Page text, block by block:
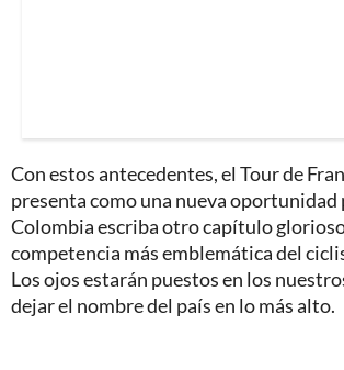
Con estos antecedentes, el Tour de
presenta como una nueva oportunidad
Colombia escriba otro capítulo
competencia más emblemática del
Los ojos estarán puestos en los
dejar el nombre del país en lo más alto.